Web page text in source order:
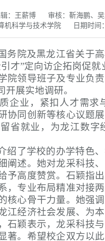
：王薪博 审核：靳海鹏、
机科学与技术学院
日期时间
务院及黑龙江省关于
才”定向访企拓岗促
院领导班子及专业负
展实地调研。
企业，紧扣人才需
协同创新等核心议题
省就业，为龙江数
绍了学校的办学特色
阐述。她对龙采科技
予高度赞赏。石颖指
，专业布局精准对接
核心骨干力量。她强
江经济社会发展、为
石颖表示，龙采科技
著。希望校企双方以